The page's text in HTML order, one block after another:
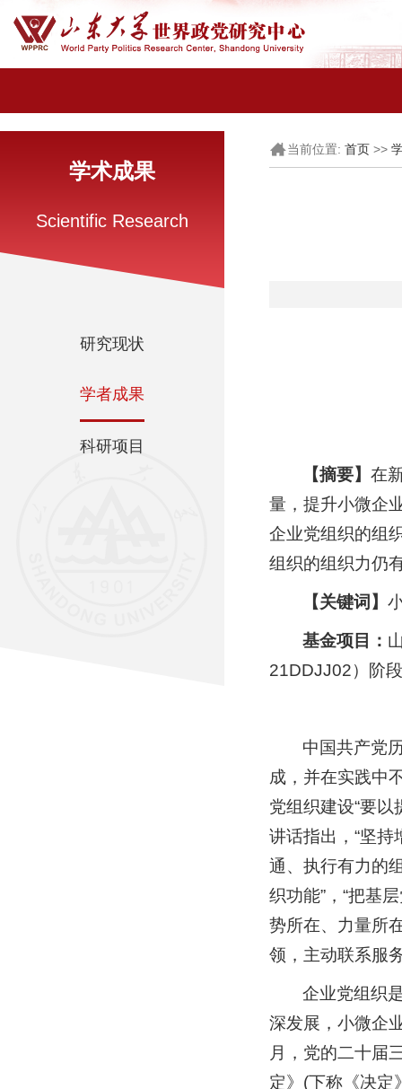
学术成果
Scientific Research
研究现状
学者成果
科研项目
当前位置: 首页 >>
【摘要】在
量，提升小微企
企业党组织的组
组织的组织力仍
【关键词 】
基金项目：
21DDJJ02）阶
中国共产党
成，并在实践中
党组织建设“要
讲话指出，“坚持
通、执行有力的
织功能”，“把基
势所在、力量所
领，主动联系服
企业党组织
深发展，小微企
月，党的二十届
定》(下称《决定